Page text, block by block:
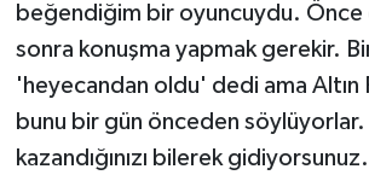
beğendiğim bir oyuncuydu. Önce
sonra konuşma yapmak gerekir.
'heyecandan oldu' dedi ama Altın
bunu bir gün önceden
kazandığınızı bilerek